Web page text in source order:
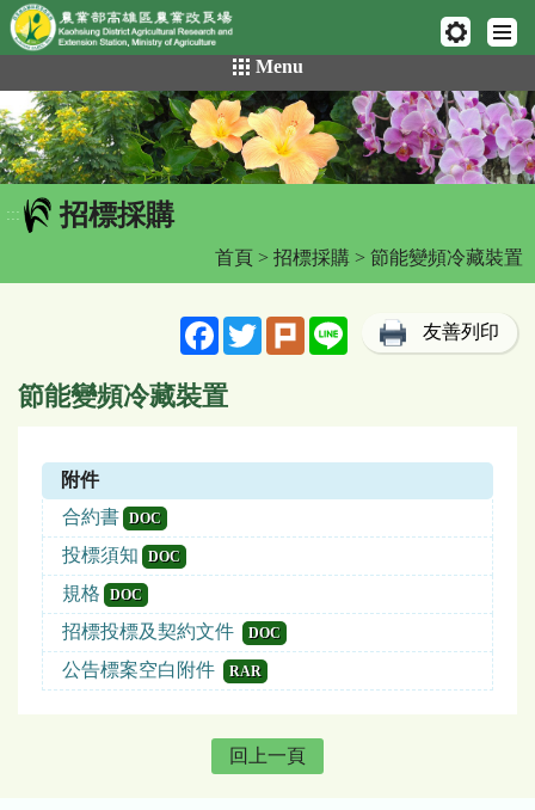
網頁置頂
到
主
要
內
容
區
Menu
::: 招標採購
首頁 > 招標採購 > 節能變頻冷藏裝置
FacebookTwitterPlurk Line 友善列印
節能變頻冷藏裝置
附件
合約書 DOC
投標須知 DOC
規格 DOC
招標投標及契約文件 DOC
公告標案空白附件 RAR
回上一頁